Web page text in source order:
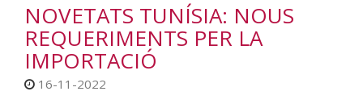
NOVETATS TUNÍSIA: NOUS
REQUERIMENTS PER LA
IMPORTACIÓ
16-11-2022